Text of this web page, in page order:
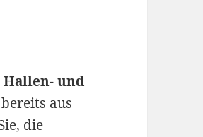
Hallen- und
aus
die